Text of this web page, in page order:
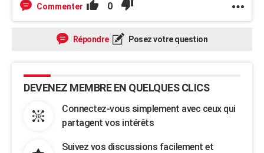
Commenter 0
Répondre Posez votre question
DEVENEZ MEMBRE EN QUELQUES CLICS
Connectez-vous simplement avec ceux qui
partagent vos intérêts
Suivez vos discussions facilement et